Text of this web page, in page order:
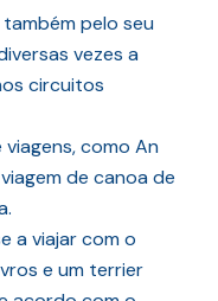
pelo seu
vezes a
circuitos
como An
de canoa de
a viajar com o
e um terrier